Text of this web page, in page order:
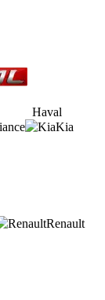
Haval
Kia
Renault